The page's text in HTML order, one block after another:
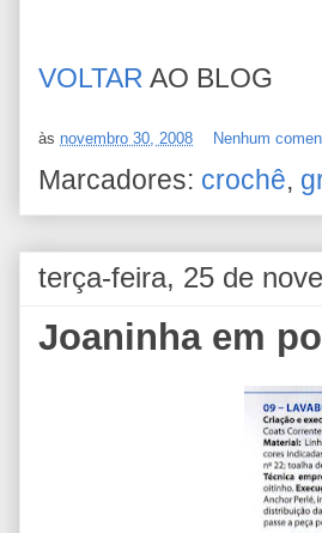
VOLTAR AO BLOG
às novembro 30, 2008 Nenhum
Marcadores: crochê,
terça-feira, 25 de
Joaninha em